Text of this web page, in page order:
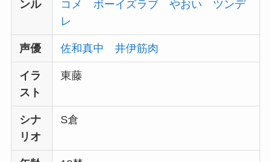
ンル
コメ
ボーイズラブ やおい
ツンデ
レ
声優 佐和真中 井伊筋肉
イラ
スト
東藤
シナ
リオ
S倉